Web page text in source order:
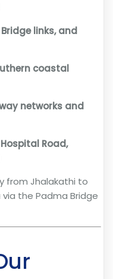
links, and
coastal
networks and
Road,
from Jhalakathi to
via the Padma Bridge